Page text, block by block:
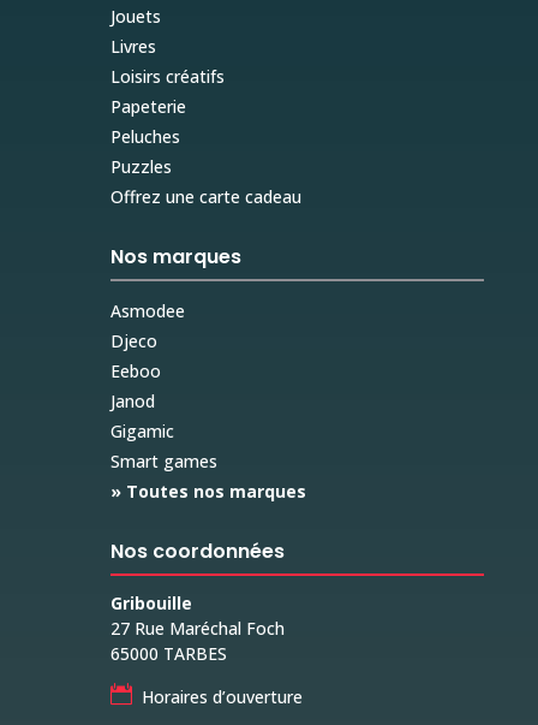
Jouets
Livres
Loisirs créatifs
Papeterie
Peluches
Puzzles
Offrez une carte cadeau
Nos marques
Asmodee
Djeco
Eeboo
Janod
Gigamic
Smart games
» Toutes nos marques
Nos coordonnées
Gribouille
27 Rue Maréchal Foch
65000 TARBES
 Horaires d’ouverture